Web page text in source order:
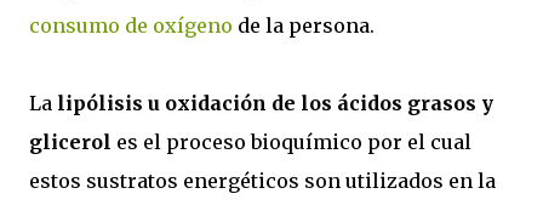
consumo de oxígeno de la persona.
La lipólisis u oxidación de los ácidos grasos y
glicerol es el proceso bioquímico por el cual
estos sustratos energéticos son utilizados en la